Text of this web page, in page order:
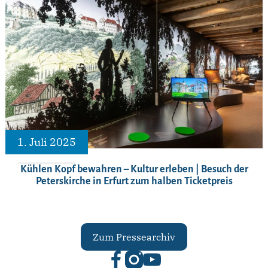
1. Juli 2025
Kühlen Kopf bewahren – Kultur erleben | Besuch der
Peterskirche in Erfurt zum halben Ticketpreis
Zum Pressearchiv